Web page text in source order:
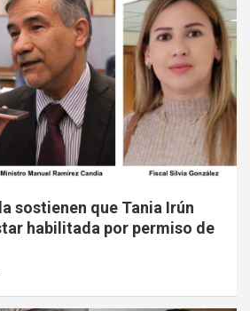
sostienen que Tania Irún
habilitada por permiso de